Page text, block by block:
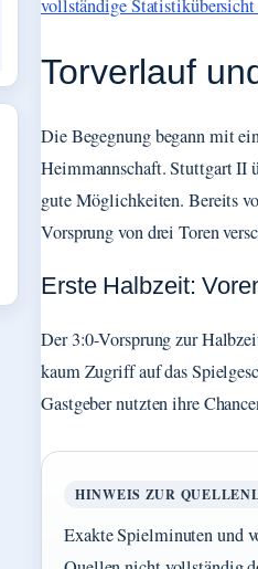
vollständige
Torverlauf
Die Begegnung begann mit
Heimmannschaft. Stuttgart II
gute Möglichkeiten. Bereits
Vorsprung von drei Toren
Erste Halbzeit:
Der 3:0-Vorsprung zur
kaum Zugriff auf das
Gastgeber nutzten ihre
HINWEIS ZUR
Exakte Spielminuten und